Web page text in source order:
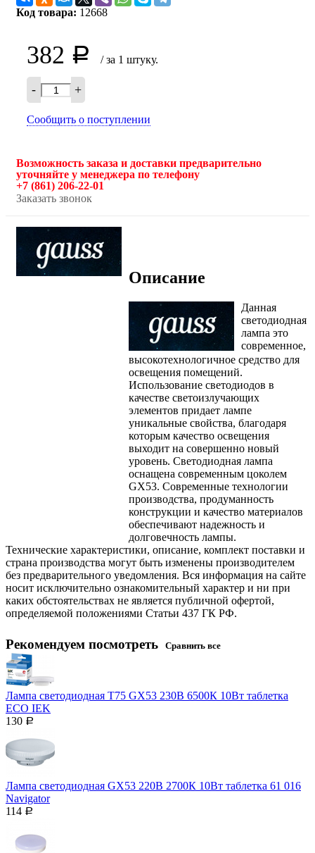
Код товара: 12668
382 Р / за 1 штуку.
- +
Сообщить о поступлении
Возможность заказа и доставки предварительно
уточняйте у менеджера по телефону
+7 (861) 206-22-01
Заказать звонок
Описание
Данная
светодиодная
лампа это
современное,
высокотехнологичное средство для
освещения помещений.
Использование светодиодов в
качестве светоизлучающих
элементов придает лампе
уникальные свойства, благодаря
которым качество освещения
выходит на совершенно новый
уровень. Светодиодная лампа
оснащена современным цоколем
GX53. Современные технологии
производства, продуманность
конструкции и качество материалов
обеспечивают надежность и
долговечность лампы.
Технические характеристики, описание, комплект поставки и
страна производства могут быть изменены производителем
без предварительного уведомления. Вся информация на сайте
носит исключительно ознакомительный характер и ни при
каких обстоятельствах не является публичной офертой,
определяемой положениями Статьи 437 ГК РФ.
Рекомендуем посмотреть Сравнить все
Лампа светодиодная T75 GX53 230В 6500К 10Вт таблетка
ECO IEK
130 Р
Лампа светодиодная GX53 220В 2700К 10Вт таблетка 61 016
Navigator
114 Р